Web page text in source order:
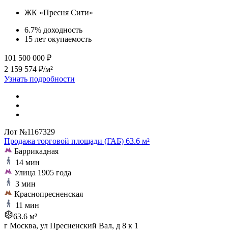
ЖК «Пресня Сити»
6.7% доходность
15 лет окупаемость
101 500 000 ₽
2 159 574 ₽/м²
Узнать подробности
Лот №1167329
Продажа торговой площади (ГАБ) 63.6 м²
Баррикадная
14 мин
Улица 1905 года
3 мин
Краснопресненская
11 мин
63.6 м²
г Москва, ул Пресненский Вал, д 8 к 1